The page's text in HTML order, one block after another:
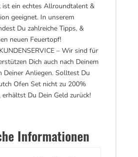
ist ein echtes Allroundtalent &
geeignet. In unserem
Du zahlreiche Tipps, &
neuen Feuertopf!
– Wir sind für
Dich auch nach Deinem
Deiner Anliegen. Solltest Du
Ofen Set nicht zu 200%
erhältst Du Dein Geld zurück!
Informationen